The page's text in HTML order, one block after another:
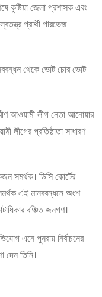
কুষ্টিয়া জেলা প্রশাসক এবং
প্রার্থী পারভেজ
থেকে ভোট চোর ভোট
আওয়ামী লীগ নেতা আনোয়ার
প্রতিষ্ঠাতা সাধারণ
সমর্থক। ডিসি কোর্টের
এই মানববন্ধনে অংশ
বঞ্চিত জনগণ।
এনে পুনরায় নির্বাচনের
দেন তিনি।